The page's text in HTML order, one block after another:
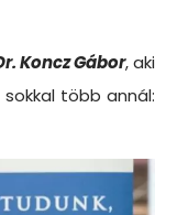
Koncz Gábor, aki
több annál: